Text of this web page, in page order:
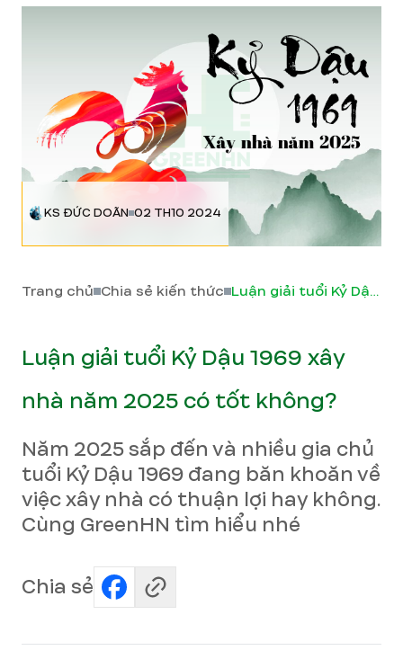
KS ĐỨC DOÃN 02 TH10 2024
Trang chủ Chia sẻ kiến thức Luận giải tuổi Kỷ Dậu 1969 xây nhà năm 2025 có tốt không?
Luận giải tuổi Kỷ Dậu 1969 xây
nhà năm 2025 có tốt không?
Năm 2025 sắp đến và nhiều gia chủ
tuổi Kỷ Dậu 1969 đang băn khoăn về
việc xây nhà có thuận lợi hay không.
Cùng GreenHN tìm hiểu nhé
Chia sẻ